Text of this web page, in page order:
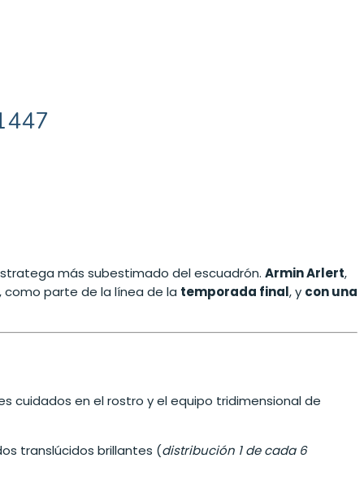
más subestimado del escuadrón. Armin Arlert,
, como parte de la línea de la temporada final, y con una
cuidados en el rostro y el equipo tridimensional de
translúcidos brillantes (distribución 1 de cada 6